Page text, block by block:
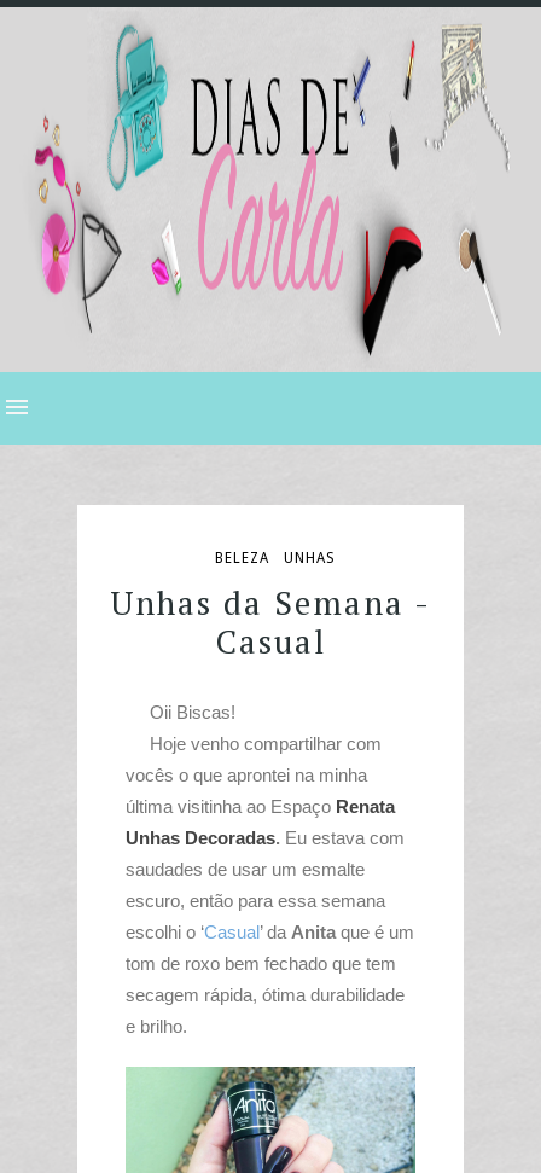
BELEZA UNHAS
Unhas da Semana -
Casual
Oii Biscas!
Hoje venho compartilhar com
vocês o que aprontei na minha
última visitinha ao Espaço Renata
Unhas Decoradas. Eu estava com
saudades de usar um esmalte
escuro, então para essa semana
escolhi o ‘Casual’ da Anita que é um
tom de roxo bem fechado que tem
secagem rápida, ótima durabilidade
e brilho.